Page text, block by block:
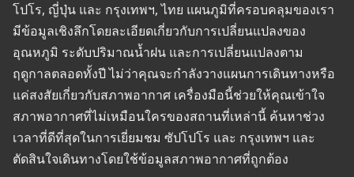
โปโร, ญี่ปุ่น และ กรุงเทพฯ, ไทย แผนภูมิที่ครอบคลุมของเรา
มีข้อมูลเชิงลึกโดยละเอียดเกี่ยวกับการเปลี่ยนแปลงของ
อุณหภูมิ ระดับปริมาณน้ำฝน และการเปลี่ยนแปลงตาม
ฤดูกาลตลอดทั้งปี ไม่ว่าคุณจะกำลังวางแผนการเดินทางหรือ
แค่สงสัยเกี่ยวกับสภาพอากาศ เครื่องมือนี้ช่วยให้คุณเข้าใจ
สภาพอากาศที่ไม่เหมือนใครของสถานที่เหล่านี้ ค้นหาช่วง
เวลาที่ดีที่สุดในการเยี่ยมชม ซัปโปโร และ กรุงเทพฯ และ
ตัดสินใจเดินทางโดยใช้ข้อมูลสภาพอากาศที่ถูกต้อง